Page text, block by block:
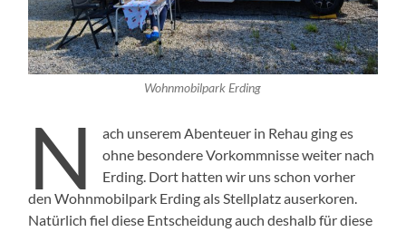
Wohnmobilpark Erding
N
ach unserem Abenteuer in Rehau ging es
ohne besondere Vorkommnisse weiter nach
Erding. Dort hatten wir uns schon vorher
den Wohnmobilpark Erding als Stellplatz auserkoren.
Natürlich fiel diese Entscheidung auch deshalb für diese